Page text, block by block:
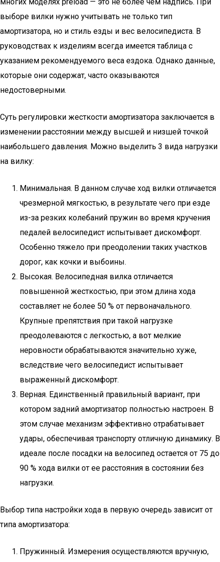
выборе вилки нужно учитывать не только тип
амортизатора, но и стиль езды и вес велосипедиста. В
руководствах к изделиям всегда имеется таблица с
указанием рекомендуемого веса ездока. Однако данные,
которые они содержат, часто оказываются
недостоверными.
Суть регулировки жесткости амортизатора заключается в
изменении расстоянии между высшей и низшей точкой
наибольшего давления. Можно выделить 3 вида нагрузки
на вилку:
Минимальная. В данном случае ход вилки отличается
чрезмерной мягкостью, в результате чего при езде
из-за резких колебаний пружин во время кручения
педалей велосипедист испытывает дискомфорт.
Особенно тяжело при преодолении таких участков
дорог, как кочки и выбоины.
Высокая. Велосипедная вилка отличается
повышенной жесткостью, при этом длина хода
составляет не более 50 % от первоначального.
Крупные препятствия при такой нагрузке
преодолеваются с легкостью, а вот мелкие
неровности обрабатываются значительно хуже,
вследствие чего велосипедист испытывает
выраженный дискомфорт.
Верная. Единственный правильный вариант, при
котором задний амортизатор полностью настроен. В
этом случае механизм эффективно отрабатывает
удары, обеспечивая транспорту отличную динамику. В
идеале после посадки на велосипед остается от 75 до
90 % хода вилки от ее расстояния в состоянии без
нагрузки.
Выбор типа настройки хода в первую очередь зависит от
типа амортизатора:
Пружинный. Измерения осуществляются вручную,